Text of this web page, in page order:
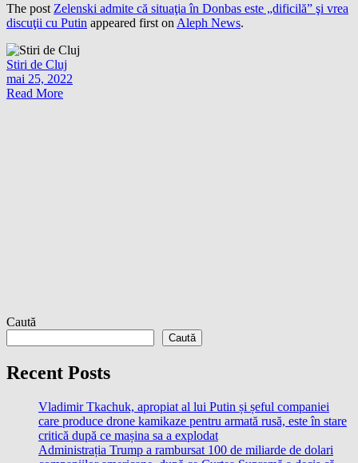
The post Zelenski admite că situaţia în Donbas este „dificilă” şi vrea
discuţii cu Putin appeared first on Aleph News.
Stiri de Cluj
mai 25, 2022
Read More
Caută
Caută
Recent Posts
Vladimir Tkachuk, apropiat al lui Putin și șeful companiei
care produce drone kamikaze pentru armată rusă, este în stare
critică după ce mașina sa a explodat
Administrația Trump a rambursat 100 de miliarde de dolari